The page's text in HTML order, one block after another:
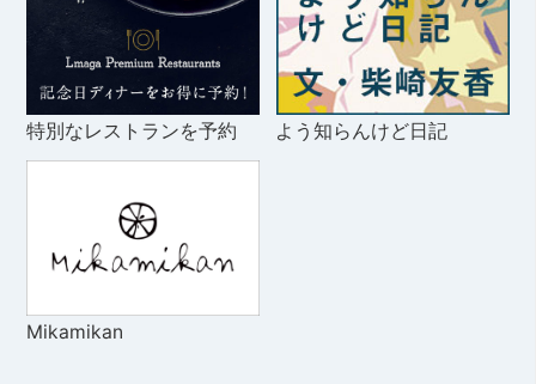
特別なレストランを予約 よう知らんけど日記
Mikamikan